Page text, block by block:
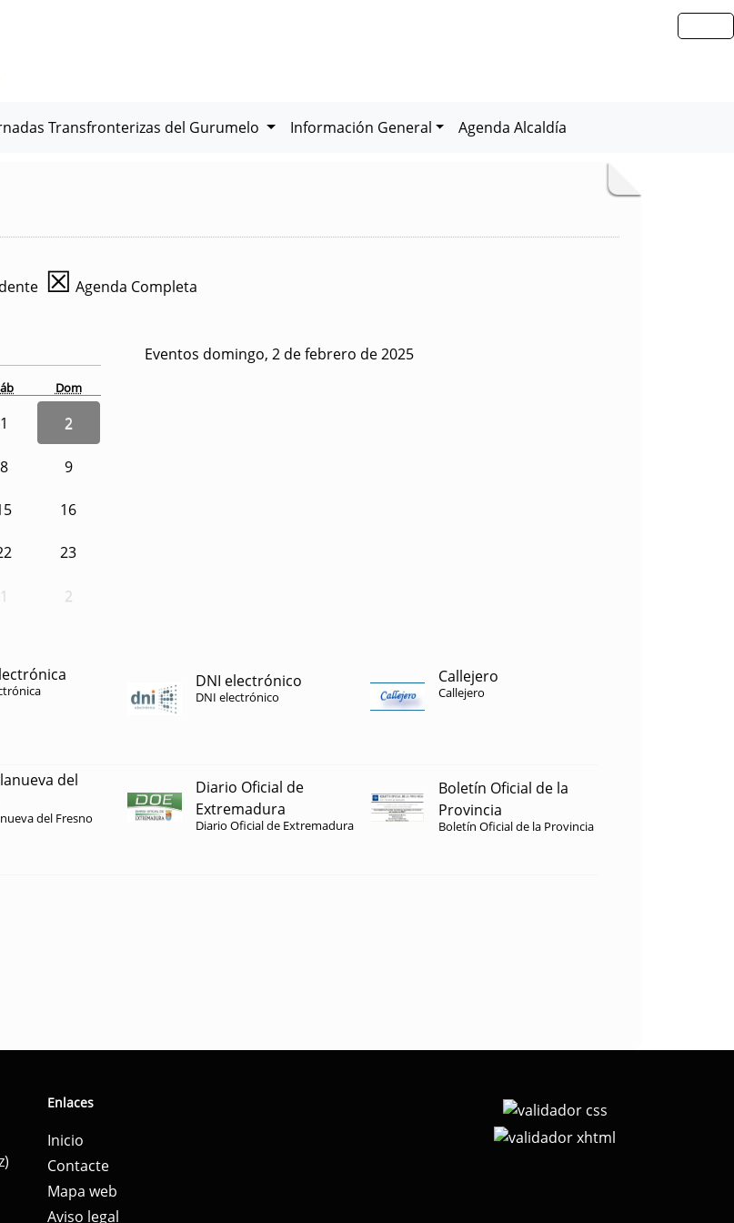
Transfronterizas del Gurumelo Información General Agenda Alcaldía
☒ Agenda Completa
Dom
1 2
8 9
16
23
1 2
Eventos domingo, 2 de febrero de 2025
DNI electrónico
DNI electrónico
Callejero
Callejero
del
del Fresno
Diario Oficial de
Extremadura
Diario Oficial de Extremadura
Boletín Oficial de la
Provincia
Boletín Oficial de la Provincia
Enlaces
Inicio
Contacte
Mapa web
Aviso legal